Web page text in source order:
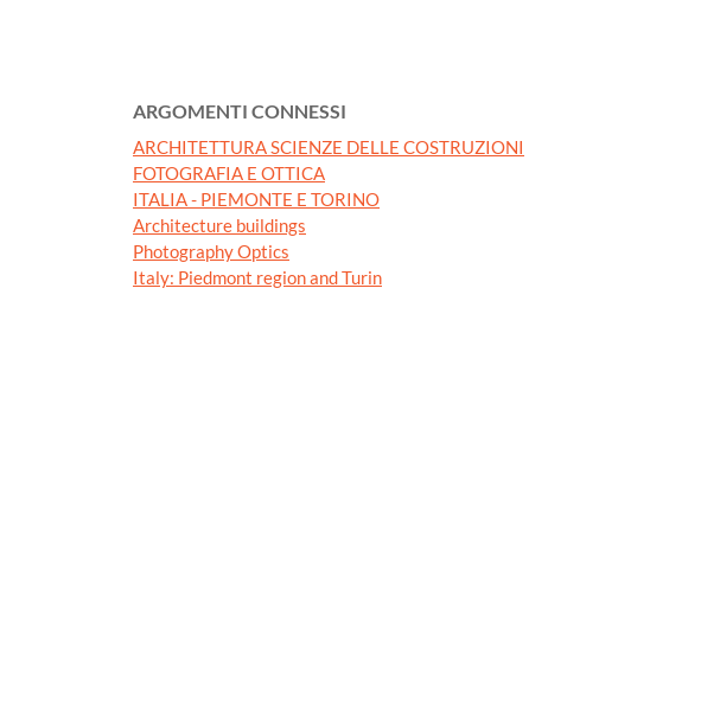
ARGOMENTI CONNESSI
ARCHITETTURA SCIENZE DELLE COSTRUZIONI
FOTOGRAFIA E OTTICA
ITALIA - PIEMONTE E TORINO
Architecture buildings
Photography Optics
Italy: Piedmont region and Turin